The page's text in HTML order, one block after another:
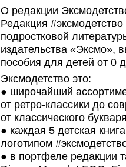
О редакции
Редакция
подростковой
издательства «Эксмо»,
пособия для детей от 0
Эксмодетство это:
● широчайший
от ретро-классики до
от классического
● каждая 5 детская
логотипом
● в портфеле редакции